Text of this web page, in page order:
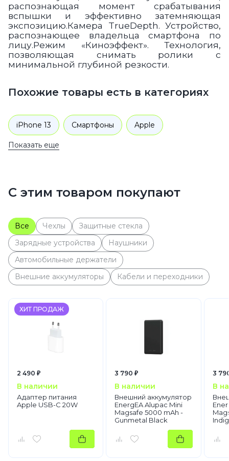
распознающая момент срабатывания
вспышки и эффективно затемняющая
экспозицию.Камера TrueDepth. Устройство,
распознающее владельца смартфона по
лицу.Режим «Киноэффект». Технология,
позволяющая снимать ролики с
минимальной глубиной резкости.
Похожие товары есть в категориях
iPhone 13 Смартфоны Apple
iPhone 13
Показать еще
С этим товаром покупают
Все Чехлы
Защитные стекла
Зарядные устройства
Наушники
Автомобильные держатели
Внешние аккумуляторы
Кабели и переходники
ХИТ ПРОДАЖ
2 490 ₽
В наличии
Адаптер питания
Apple USB-C 20W
3 790 ₽
В наличии
Внешний аккумулятор
EnergEA Alupac Mini
Magsafe 5000 mAh -
Gunmetal Black
3
В